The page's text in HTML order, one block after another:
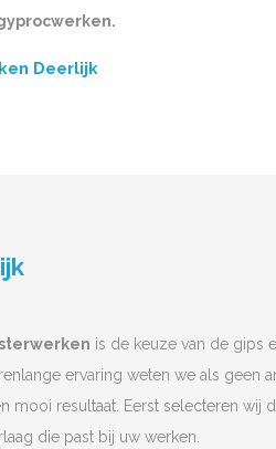
Deerlijk
is de keuze van de gips
ervaring weten we als geen
mooi resultaat. Eerst selecteren wij
die past bij uw werken.